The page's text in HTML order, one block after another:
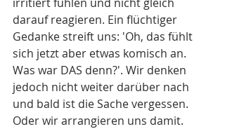
darauf reagieren. Ein flüchtiger
Gedanke streift uns: 'Oh, das fühlt
sich jetzt aber etwas komisch an.
Was war DAS denn?'. Wir denken
jedoch nicht weiter darüber nach
und bald ist die Sache vergessen.
Oder wir arrangieren uns damit.